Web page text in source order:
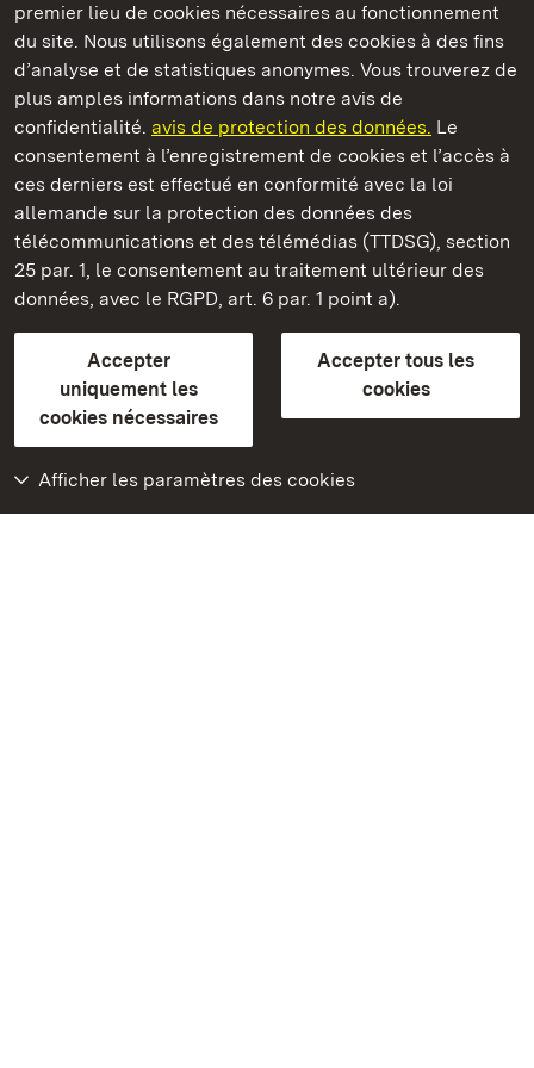
premier lieu de cookies nécessaires au fonctionnement
du site. Nous utilisons également des cookies à des fins
d’analyse et de statistiques anonymes. Vous trouverez de
plus amples informations dans notre avis de
confidentialité. avis de protection des données. Le
consentement à l’enregistrement de cookies et l’accès à
ces derniers est effectué en conformité avec la loi
allemande sur la protection des données des
télécommunications et des télémédias (TTDSG), section
25 par. 1, le consentement au traitement ultérieur des
données, avec le RGPD, art. 6 par. 1 point a).
Accepter
uniquement les
cookies nécessaires
Accepter tous les
cookies
Afficher les paramètres des cookies
Château-fort d' Alt-Eberstein
Châteaux et jardins publics du Bade-Wurtemberg
FAQ et réponsesMentions légalesProtection des données
Explications sur l’accessibilité
BITV-konform (geprüfte Seiten)
plus loin
Accueil
Monuments
Rendez-nous visite